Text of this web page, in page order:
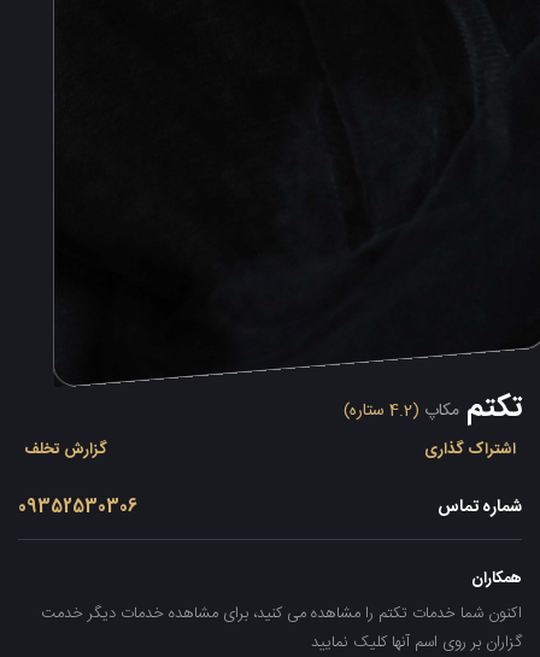
تکتم مکاپ (4.2 ستاره)
اشتراک گذاری گزارش تخلف
شماره تماس 09352530306
همکاران
اکنون شما خدمات تکتم را مشاهده می کنید، برای مشاهده خدمات دیگر خدمت
گزاران بر روی اسم آنها کلیک نمایید